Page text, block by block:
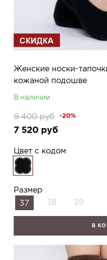
Женские носки-
кожаной подошве
В наличии
9 400 руб -20%
7 520 руб
Цвет с кодом
Размер
37
38 39
В